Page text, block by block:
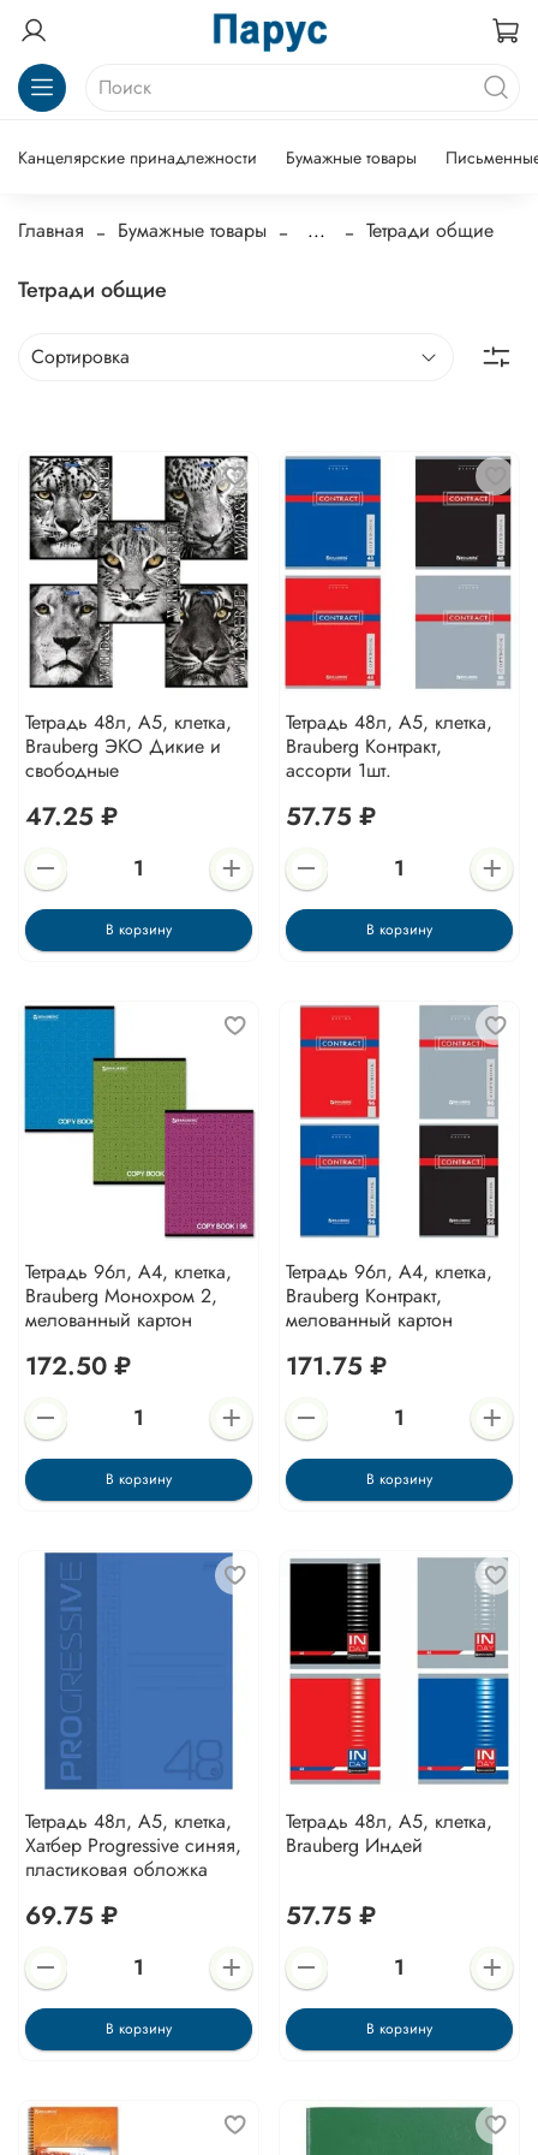
Канцелярские принадлежности Бумажные товары
Главная Бумажные товары ... Тетради общие
Тетради общие
Тетрадь 48л, А5, клетка,
Brauberg ЭКО Дикие и
свободные
47.25 ₽
В корзину
Тетрадь 48л, А5, клетка,
Brauberg Контракт,
ассорти 1шт.
57.75 ₽
В корзину
Тетрадь 96л, А4, клетка,
Brauberg Монохром 2,
мелованный картон
172.50 ₽
В корзину
Тетрадь 96л, А4, клетка,
Brauberg Контракт,
мелованный картон
171.75 ₽
В корзину
Тетрадь 48л, А5, клетка,
Хатбер Progressive синяя,
пластиковая обложка
69.75 ₽
В корзину
Тетрадь 48л, А5, клетка,
Brauberg Индей
57.75 ₽
В корзину